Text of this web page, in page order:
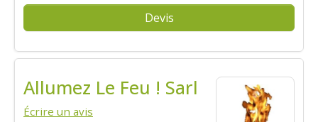
Devis
Allumez Le Feu ! Sarl
Écrire un avis